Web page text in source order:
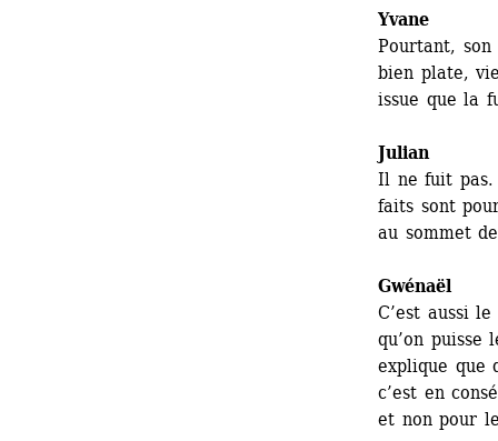
Yvane
Pourtant,
bien plate,
issue que la
Julian
Il ne fuit pas.
faits sont
au sommet
Gwénaël
C’est aussi
qu’on
explique que
c’est en
et non pour